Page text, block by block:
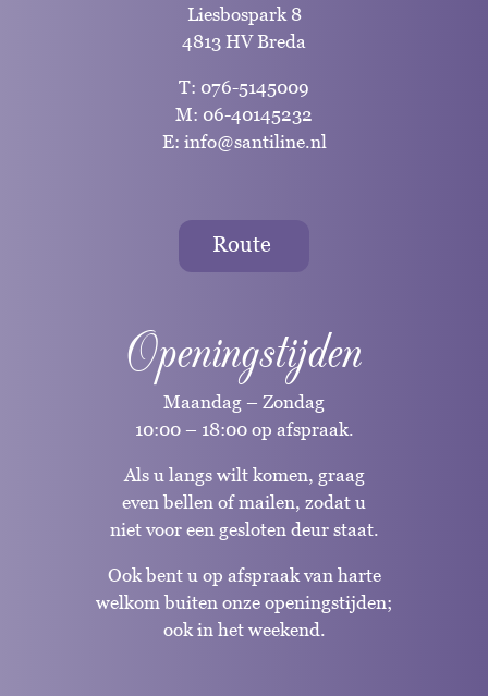
Liesbospark 8
4813 HV Breda
T: 076-5145009
M: 06-40145232
E: info@santiline.nl
Route
Openingstijden
Maandag – Zondag
10:00 – 18:00 op afspraak.
Als u langs wilt komen, graag
even bellen of mailen, zodat u
niet voor een gesloten deur staat.
Ook bent u op afspraak van harte
welkom buiten onze openingstijden;
ook in het weekend.